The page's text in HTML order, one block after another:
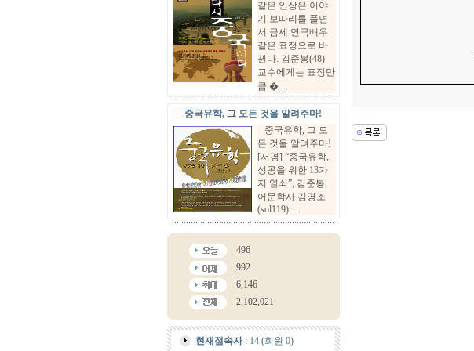
같은 인상은 이야
기 보따리를 풀면
서 금세 연극배우
같은 표정으로 바
뀐다. 김준봉(48)
교수에게는 표정만
큼 �...
중국유학, 그 모든 것을 알려주마!
중국유학, 그 모
든 것을 알려주마!
[서평] “중국유학,
성공을 위한 13가
지 열쇠”, 김준봉,
어문학사 김영조
(sol119) ...
496
992
6,146
2,102,021
현재접속자: 14 (회원 0)